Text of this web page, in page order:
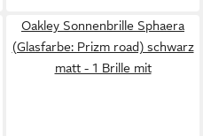
Oakley Sonnenbrille Sphaera
(Glasfarbe: Prizm road) schwarz
matt - 1 Brille mit